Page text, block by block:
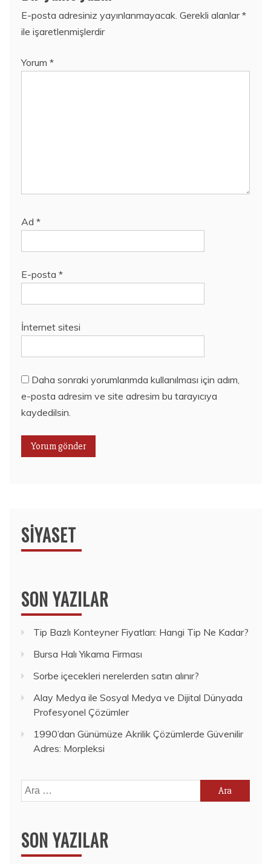
E-posta adresiniz yayınlanmayacak. Gerekli alanlar*
ile işaretlenmişlerdir
Yorum *
Ad *
E-posta *
İnternet sitesi
Daha sonraki yorumlarımda kullanılması için adım,
e-posta adresim ve site adresim bu tarayıcıya
kaydedilsin.
SIYASET
SON YAZILAR
Tip Bazlı Konteyner Fiyatları: Hangi Tip Ne Kadar?
Bursa Halı Yıkama Firması
Sorbe içecekleri nerelerden satın alınır?
Alay Medya ile Sosyal Medya ve Dijital Dünyada
Profesyonel Çözümler
1990’dan Günümüze Akrilik Çözümlerde Güvenilir
Adres: Morpleksi
Arama:
SON YAZILAR